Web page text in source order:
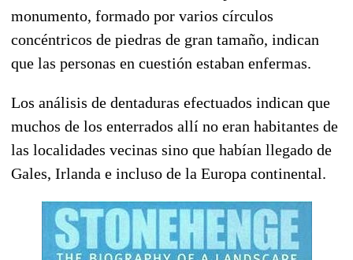
monumento, formado por varios círculos
concéntricos de piedras de gran tamaño, indican
que las personas en cuestión estaban enfermas.
Los análisis de dentaduras efectuados indican que
muchos de los enterrados allí no eran habitantes de
las localidades vecinas sino que habían llegado de
Gales, Irlanda e incluso de la Europa continental.